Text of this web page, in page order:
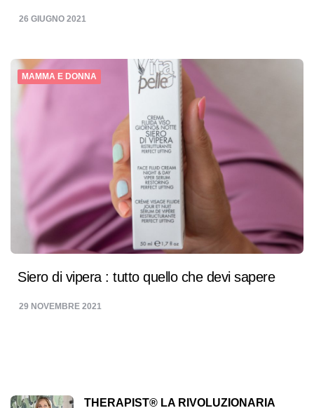
26 GIUGNO 2021
MAMMA E DONNA
Siero di vipera : tutto quello che devi sapere
29 NOVEMBRE 2021
THERAPIST® LA RIVOLUZIONARIA